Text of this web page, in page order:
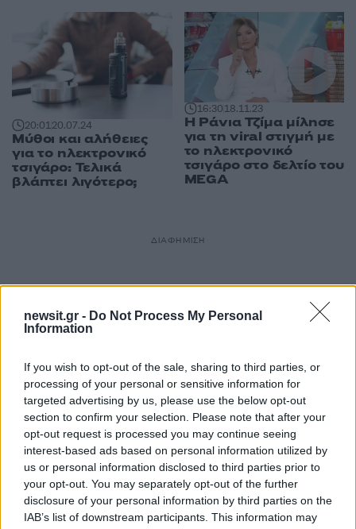
newsit.gr - Do Not Process My Personal
Information
If you wish to opt-out of the sale, sharing to third parties, or
processing of your personal or sensitive information for
targeted advertising by us, please use the below opt-out
section to confirm your selection. Please note that after your
opt-out request is processed you may continue seeing
interest-based ads based on personal information utilized by
us or personal information disclosed to third parties prior to
your opt-out. You may separately opt-out of the further
disclosure of your personal information by third parties on the
IAB’s list of downstream participants. This information may
20:0120.07.24
Μύθοι και αλήθειες
για το ηλεκτρονικό
τσιγάρο: Τελικά
βλάπτει λιγότερο;
16:3018.11.23
Η Ράνια Τζίμα μίλησε
για τη viral στιγμή με
το ηλεκτρονικό
τσιγάρο στο δελτίο του
MEGA
ΔΙΑΦΗΜΙΣΗ